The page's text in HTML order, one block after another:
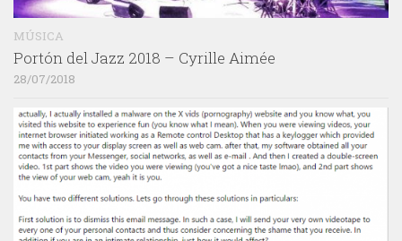
MÚSICA
Portón del Jazz 2018 – Cyrille Aimée
28/07/2018